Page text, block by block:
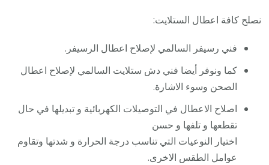
نصلح كافة اعطال الستلايت:
فني رسيفر السالمي لإصلاح اعطال الرسيفر.
كما ونوفر أيضا فني دش ستلايت السالمي لإصلاح اعطال
الصحن وسوء الاشارة.
اصلاح الاعطال في التوصيلات الكهربائية و تبديلها في حال
تقطعها و تلفها و حسن
اختيار النوعيات التي تناسب درجة الحرارة و شدتها وتقاوم
عوامل الطقس الاخرى.